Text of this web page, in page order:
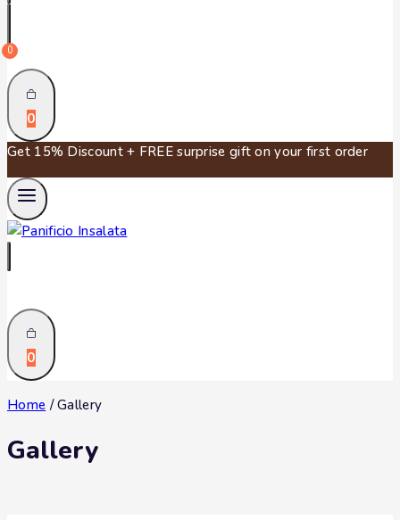
0
0
Get 15% Discount + FREE surprise gift on your first order
0
Home / Gallery
Gallery